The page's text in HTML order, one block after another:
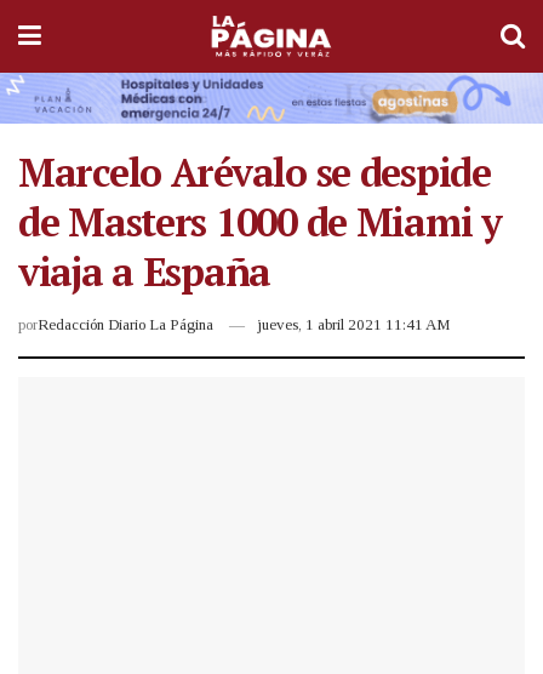
Marcelo Arévalo se despide
de Masters 1000 de Miami y
viaja a España
porRedacción Diario La Página jueves, 1 abril 2021 11:41 AM